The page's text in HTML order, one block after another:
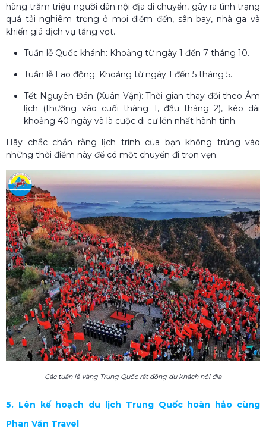
hàng trăm triệu người dân nội địa di chuyển, gây ra tình trạng
quá tải nghiêm trọng ở mọi điểm đến, sân bay, nhà ga và
khiến giá dịch vụ tăng vọt.
Tuần lễ Quốc khánh: Khoảng từ ngày 1 đến 7 tháng 10.
Tuần lễ Lao động: Khoảng từ ngày 1 đến 5 tháng 5.
Tết Nguyên Đán (Xuân Vận): Thời gian thay đổi theo Âm
lịch (thường vào cuối tháng 1, đầu tháng 2), kéo dài
khoảng 40 ngày và là cuộc di cư lớn nhất hành tinh.
Hãy chắc chắn rằng lịch trình của bạn không trùng vào
những thời điểm này để có một chuyến đi trọn vẹn.
Các tuần lễ vàng Trung Quốc rất đông du khách nội địa
5. Lên kế hoạch du lịch Trung Quốc hoàn hảo cùng
Phan Văn Travel